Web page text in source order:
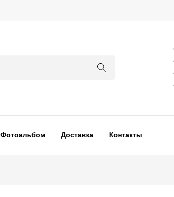
Фотоальбом Доставка Контакты